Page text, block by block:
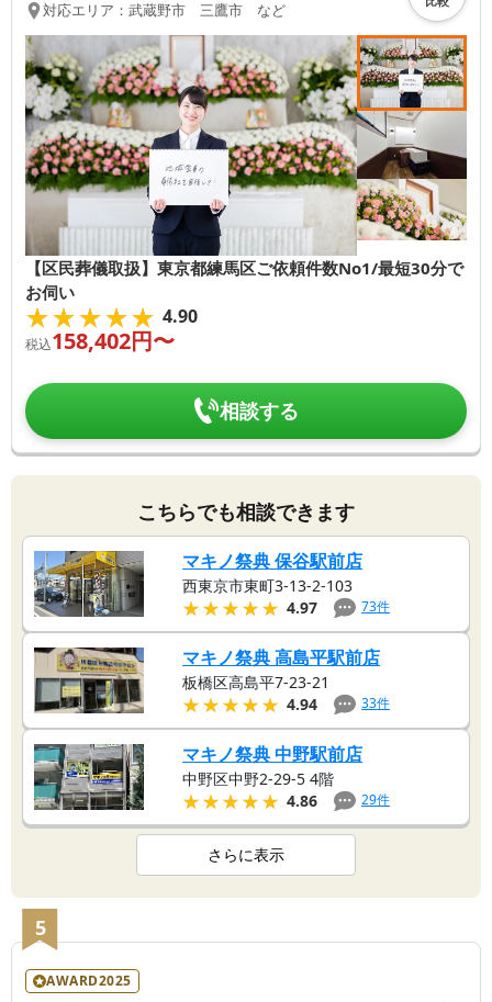
対応エリア： 武蔵野市 三鷹市 など
【区民葬儀取扱】東京都練馬区ご依頼件数No1/最短30分で
お伺い
★★★★★
★★★★★ 4.90
税込158,402円〜
相談する
こちらでも相談できます
マキノ祭典 保谷駅前店
西東京市東町3-13-2-103
★★★★★
★★★★★ 4.97 73件
マキノ祭典 高島平駅前店
板橋区高島平7-23-21
★★★★★
★★★★★ 4.94 33件
マキノ祭典 中野駅前店
中野区中野2-29-5 4階
★★★★★
★★★★★ 4.86 29件
さらに表示
5
AWARD2025